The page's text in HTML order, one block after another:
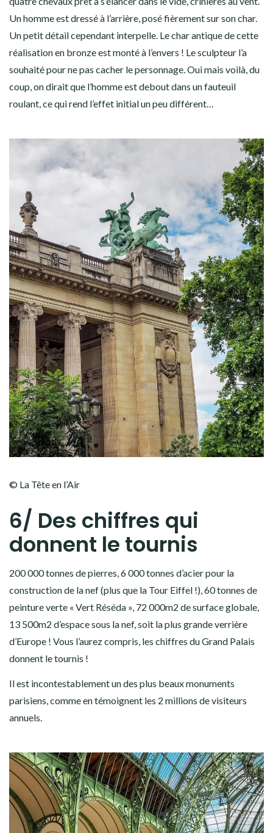
Un homme est dressé à l’arrière, posé fièrement sur son char.
Un petit détail cependant interpelle. Le char antique de cette
réalisation en bronze est monté à l’envers ! Le sculpteur l’a
souhaité pour ne pas cacher le personnage. Oui mais voilà, du
coup, on dirait que l’homme est debout dans un fauteuil
roulant, ce qui rend l’effet initial un peu différent…
© La Tête en l’Air
6/ Des chiffres qui
donnent le tournis
200 000 tonnes de pierres, 6 000 tonnes d’acier pour la
construction de la nef (plus que la Tour Eiffel !), 60 tonnes de
peinture verte « Vert Réséda », 72 000m2 de surface globale,
13 500m2 d’espace sous la nef, soit la plus grande verrière
d’Europe ! Vous l’aurez compris, les chiffres du Grand Palais
donnent le tournis !
Il est incontestablement un des plus beaux monuments
parisiens, comme en témoignent les 2 millions de visiteurs
annuels.